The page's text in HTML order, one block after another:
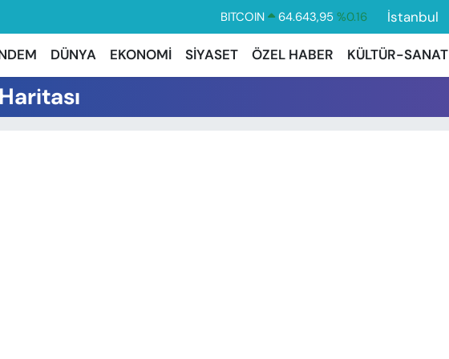
BITCOIN 64.643,95 %0.16
DOLAR
47,6006
%0.06
EURO
55,0250 %0.02
İstanbul
DÜNYA EKONOMİ SİYASET ÖZEL HABER KÜLTÜR-SANAT